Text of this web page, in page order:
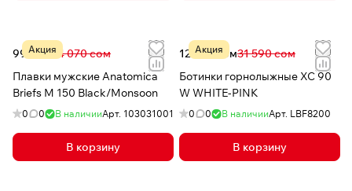
Акция
999 сом 4 070 сом
Плавки мужские Anatomica
Briefs M 150 Black/Monsoon
0 0 В наличииАрт. 103031001
В корзину
Акция
12 839 сом31 590 сом
Ботинки горнолыжные XC 90
W WHITE-PINK
0 0 В наличииАрт. LBF8200
В корзину